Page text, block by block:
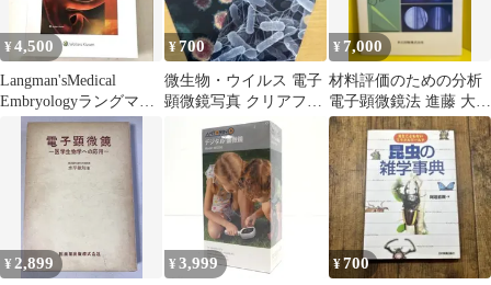
大200倍の拡大 昆虫観
察や精密器具のメンテ
ナンス、小学生
f43487fe
¥4,500
Langman'sMedical
Embryologyラングマン
人体発生学13版
¥700
微生物・ウイルス 電子
顕微鏡写真 クリアファ
イル 4枚セット
¥ 7,000
材料評価のための分析
電子顕微鏡法 進藤 大
輔; 及川 哲夫
¥ 2,899 ¥ 3,999 ¥700